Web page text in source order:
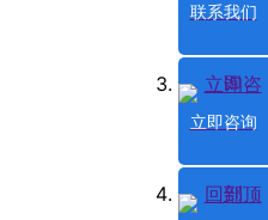
联系我们
立即咨询